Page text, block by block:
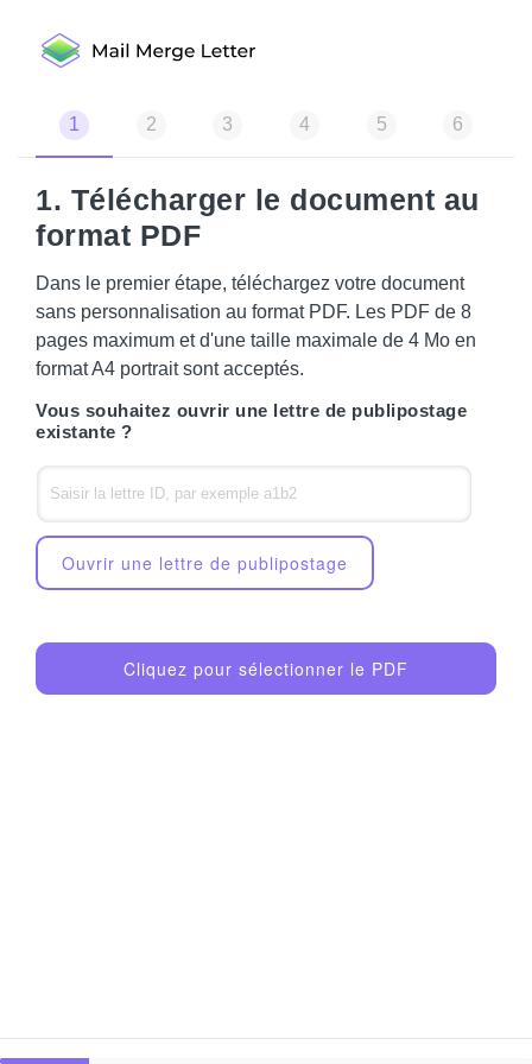
1 2 3 4 5 6
1. Télécharger le document au
format PDF
Dans le premier étape, téléchargez votre document
sans personnalisation au format PDF. Les PDF de 8
pages maximum et d'une taille maximale de 4 Mo en
format A4 portrait sont acceptés.
Vous souhaitez ouvrir une lettre de publipostage
existante ?
Ouvrir une lettre de publipostage
Cliquez pour sélectionner le PDF